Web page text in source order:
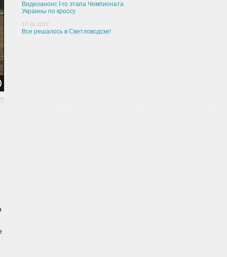
Видеоанонс I-го этапа Чемпионата
Украины по кроссу
17.10.2017
Все решалось в Светловодске!